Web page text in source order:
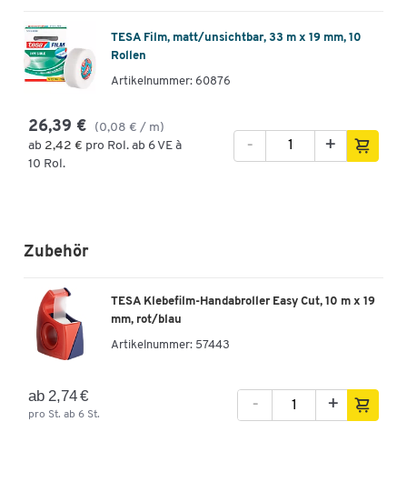
TESA Film, matt/unsichtbar, 33 m x 19 mm, 10
Rollen
Artikelnummer: 60876
26,39 €
(0,08 € / m)
ab 2,42 € pro Rol. ab 6 VE à
10 Rol.
+
-
Zubehör
TESA Klebefilm-Handabroller Easy Cut, 10 m x 19
mm, rot/blau
Artikelnummer: 57443
ab 2,74 €
pro St. ab 6 St.
- +